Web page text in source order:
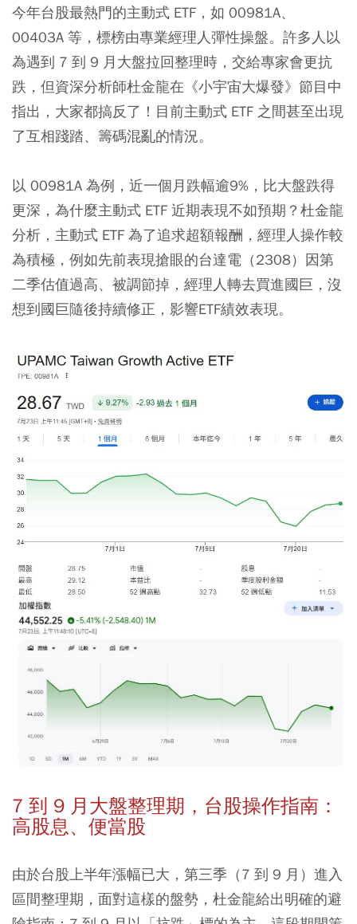
今年台股最熱門的主動式 ETF，如 00981A、
00403A 等，標榜由專業經理人彈性操盤。許多人以
為遇到 7 到 9 月大盤拉回整理時，交給專家會更抗
跌，但資深分析師杜金龍在《小宇宙大爆發》節目中
指出，大家都搞反了！目前主動式 ETF 之間甚至出現
了互相踐踏、籌碼混亂的情況。
以 00981A 為例，近一個月跌幅逾9%，比大盤跌得
更深，為什麼主動式 ETF 近期表現不如預期？杜金龍
分析，主動式 ETF 為了追求超額報酬，經理人操作較
為積極，例如先前表現搶眼的台達電（2308）因第
二季估值過高、被調節掉，經理人轉去買進國巨，沒
想到國巨隨後持續修正，影響ETF績效表現。
7 到 9 月大盤整理期，台股操作指南：
高股息、便當股
由於台股上半年漲幅已大，第三季（7 到 9 月）進入
區間整理期，面對這樣的盤勢，杜金龍給出明確的避